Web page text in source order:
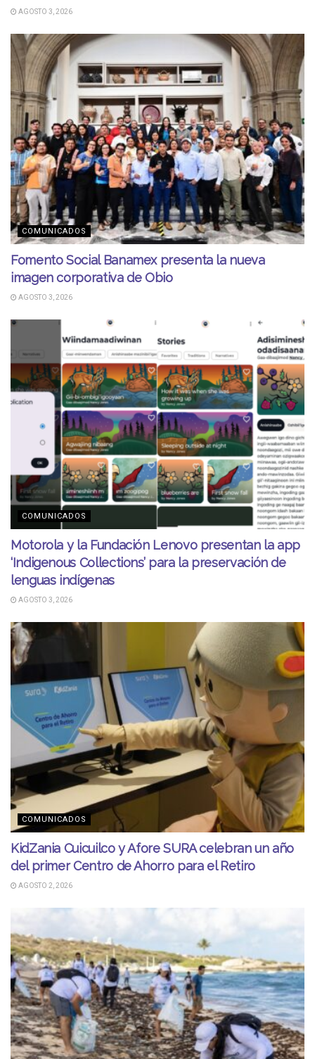
AGOSTO 3, 2026
COMUNICADOS
Fomento Social Banamex presenta la nueva
imagen corporativa de Obio
AGOSTO 3, 2026
COMUNICADOS
Motorola y la Fundación Lenovo presentan la app
‘Indigenous Collections’ para la preservación de
lenguas indígenas
AGOSTO 3, 2026
COMUNICADOS
KidZania Cuicuilco y Afore SURA celebran un año
del primer Centro de Ahorro para el Retiro
AGOSTO 2, 2026